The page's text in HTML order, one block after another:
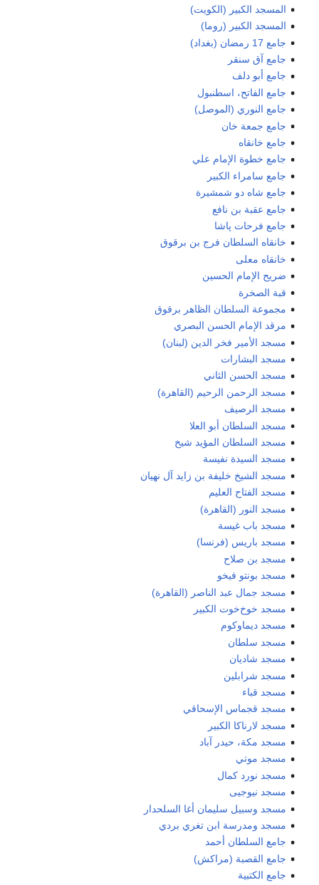
المسجد الكبير (الكويت)
المسجد الكبير (روما)
جامع 17 رمضان (بغداد)
جامع آق سنقر
جامع أبو دلف
جامع الفاتح، اسطنبول
جامع النوري (الموصل)
جامع جمعة خان
جامع خانقاه
جامع خطوة الإمام علي
جامع سامراء الكبير
جامع شاه دو شمشيرة
جامع عقبة بن نافع
جامع فرحات پاشا
خانقاه السلطان فرج بن برقوق
خانقاه معلى
ضريح الإمام الحسين
قبة الصخرة
مجموعة السلطان الظاهر برقوق
مرقد الإمام الحسن البصري
مسجد الأمير فخر الدين (لبنان)
مسجد البشارات
مسجد الحسن الثاني
مسجد الرحمن الرحيم (القاهرة)
مسجد الرصيف
مسجد السلطان أبو العلا
مسجد السلطان المؤيد شيخ
مسجد السيدة نفيسة
مسجد الشيخ خليفة بن زايد آل نهيان
مسجد الفتاح العليم
مسجد النور (القاهرة)
مسجد باب غيسة
مسجد باريس (فرنسا)
مسجد بن صلاح
مسجد بونتو فيخو
مسجد جمال عبد الناصر (القاهرة)
مسجد خوخ‌خوت الكبير
مسجد ديماوكوم
مسجد سلطان
مسجد شاديان
مسجد شرابلين
مسجد قباء
مسجد قجماس الإسحاقي
مسجد لارناكا الكبير
مسجد مكة، حيدر آباد
مسجد موتي
مسجد نورد كمال
مسجد نيوجيى
مسجد وسبيل سليمان أغا السلحدار
مسجد ومدرسة ابن تغري بردي
جامع السلطان أحمد
جامع القصبة (مراكش)
جامع الكتبية